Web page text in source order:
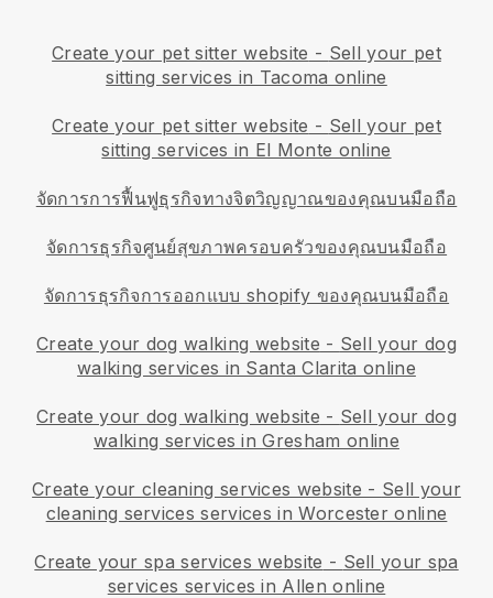
Create your pet sitter website - Sell your pet
sitting services in Tacoma online
Create your pet sitter website - Sell your pet
sitting services in El Monte online
จัดการการฟื้นฟูธุรกิจทางจิตวิญญาณของคุณบนมือถือ
จัดการธุรกิจศูนย์สุขภาพครอบครัวของคุณบนมือถือ
จัดการธุรกิจการออกแบบ shopify ของคุณบนมือถือ
Create your dog walking website - Sell your dog
walking services in Santa Clarita online
Create your dog walking website - Sell your dog
walking services in Gresham online
Create your cleaning services website - Sell your
cleaning services services in Worcester online
Create your spa services website - Sell your spa
services services in Allen online